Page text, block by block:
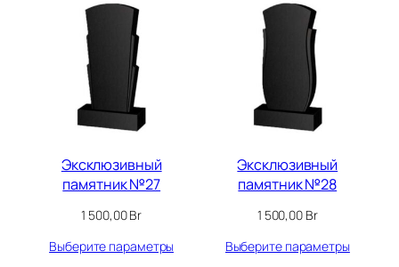
Эксклюзивный
памятник №27
1 500,00Br
Выберите параметры
Эксклюзивный
памятник №28
1 500,00 Br
Выберите параметры